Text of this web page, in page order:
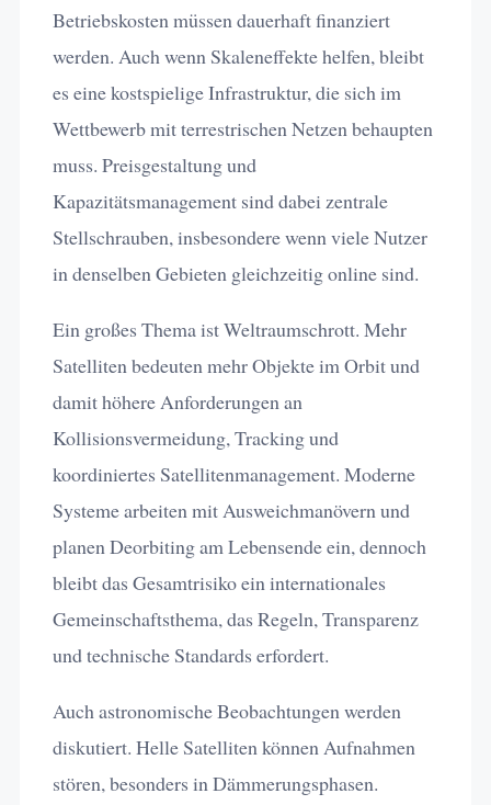
Betriebskosten müssen dauerhaft finanziert
werden. Auch wenn Skaleneffekte helfen, bleibt
es eine kostspielige Infrastruktur, die sich im
Wettbewerb mit terrestrischen Netzen behaupten
muss. Preisgestaltung und
Kapazitätsmanagement sind dabei zentrale
Stellschrauben, insbesondere wenn viele Nutzer
in denselben Gebieten gleichzeitig online sind.
Ein großes Thema ist Weltraumschrott. Mehr
Satelliten bedeuten mehr Objekte im Orbit und
damit höhere Anforderungen an
Kollisionsvermeidung, Tracking und
koordiniertes Satellitenmanagement. Moderne
Systeme arbeiten mit Ausweichmanövern und
planen Deorbiting am Lebensende ein, dennoch
bleibt das Gesamtrisiko ein internationales
Gemeinschaftsthema, das Regeln, Transparenz
und technische Standards erfordert.
Auch astronomische Beobachtungen werden
diskutiert. Helle Satelliten können Aufnahmen
stören, besonders in Dämmerungsphasen.